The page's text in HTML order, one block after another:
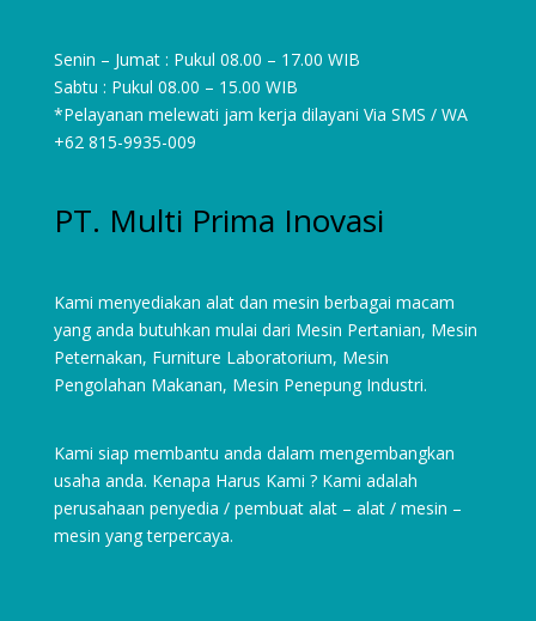
Senin – Jumat : Pukul 08.00 – 17.00 WIB
Sabtu : Pukul 08.00 – 15.00 WIB
*Pelayanan melewati jam kerja dilayani Via SMS / WA
+62 815-9935-009
PT. Multi Prima Inovasi
Kami menyediakan alat dan mesin berbagai macam
yang anda butuhkan mulai dari Mesin Pertanian, Mesin
Peternakan, Furniture Laboratorium, Mesin
Pengolahan Makanan, Mesin Penepung Industri.
Kami siap membantu anda dalam mengembangkan
usaha anda. Kenapa Harus Kami ? Kami adalah
perusahaan penyedia / pembuat alat – alat / mesin –
mesin yang terpercaya.